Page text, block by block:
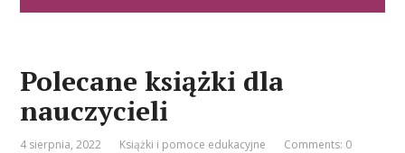
Polecane książki dla
nauczycieli
4 sierpnia, 2022 Książki i pomoce edukacyjne Comments: 0